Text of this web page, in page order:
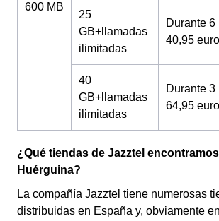
600 MB
25
GB+llamadas
ilimitadas
Durante 6
40,95
40
GB+llamadas
ilimitadas
Durante 3
64,95
¿Qué tiendas de Jazztel
Huérguina?
La compañía Jazztel tiene numerosas
distribuidas en España y, obviamente